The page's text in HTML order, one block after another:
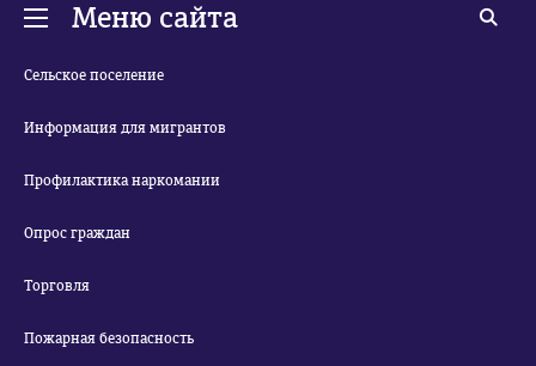
Меню сайта
Сельское поселение
Информация для мигрантов
Профилактика наркомании
Опрос граждан
Торговля
Пожарная безопасность